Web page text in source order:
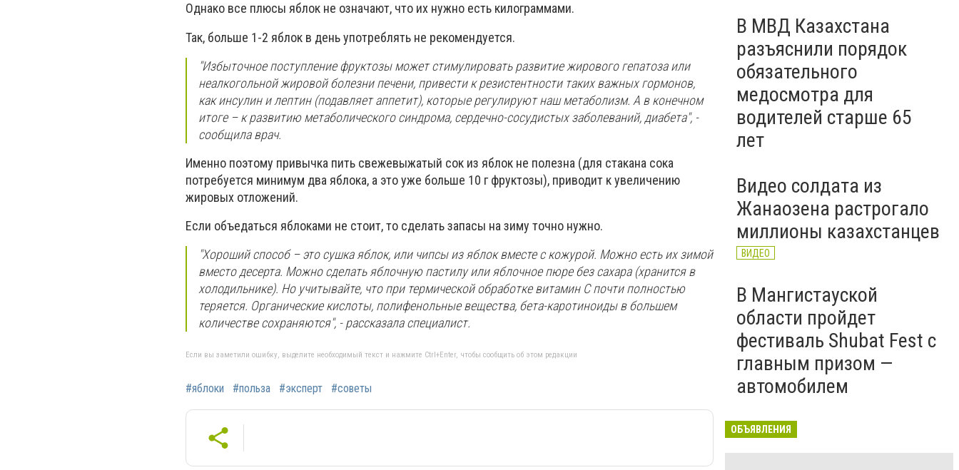
Однако все плюсы яблок не означают, что их нужно есть килограммами.
Так, больше 1-2 яблок в день употреблять не рекомендуется.
"Избыточное поступление фруктозы может стимулировать развитие жирового гепатоза или
неалкогольной жировой болезни печени, привести к резистентности таких важных гормонов,
как инсулин и лептин (подавляет аппетит), которые регулируют наш метаболизм. А в конечном
итоге – к развитию метаболического синдрома, сердечно-сосудистых заболеваний, диабета", -
сообщила врач.
Именно поэтому привычка пить свежевыжатый сок из яблок не полезна (для стакана сока
потребуется минимум два яблока, а это уже больше 10 г фруктозы), приводит к увеличению
жировых отложений.
Если объедаться яблоками не стоит, то сделать запасы на зиму точно нужно.
"Хороший способ – это сушка яблок, или чипсы из яблок вместе с кожурой. Можно есть их зимой
вместо десерта. Можно сделать яблочную пастилу или яблочное пюре без сахара (хранится в
холодильнике). Но учитывайте, что при термической обработке витамин С почти полностью
теряется. Органические кислоты, полифенольные вещества, бета-каротиноиды в большем
количестве сохраняются", - рассказала специалист.
Если вы заметили ошибку, выделите необходимый текст и нажмите Ctrl+Enter, чтобы сообщить об этом редакции
#яблоки #польза #эксперт #советы
В МВД Казахстана
разъяснили порядок
обязательного
медосмотра для
водителей старше 65
лет
Видео солдата из
Жанаозена растрогало
миллионы казахстанцев
ВИДЕО
В Мангистауской
области пройдет
фестиваль Shubat Fest с
главным призом —
автомобилем
ОБЪЯВЛЕНИЯ